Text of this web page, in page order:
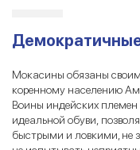
Мокасины обязаны
коренному населению
Воины индейских
идеальной обуви,
быстрыми и ловкими, не